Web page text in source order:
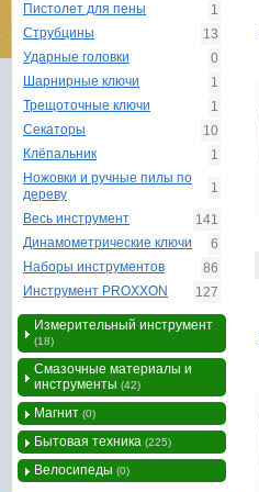
Пистолет для пены
1
Струбцины
13
Ударные головки
0
Шарнирные ключи
1
Трещоточные ключи
1
Секаторы
10
Клёпальник
1
Ножовки и ручные пилы по
дереву
1
Весь инструмент
141
Динамометрические ключи
6
Наборы инструментов
86
Инструмент PROXXON
127
Измерительный инструмент
(18)
Смазочные материалы и
инструменты (42)
Магнит (0)
Бытовая техника (225)
Велосипеды (0)